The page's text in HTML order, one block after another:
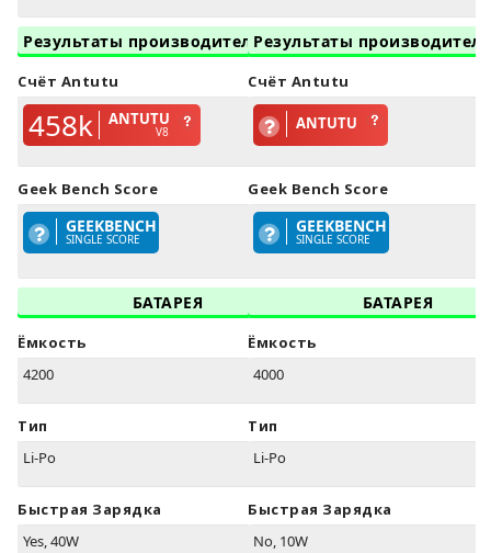
Результаты производительности
Счёт Antutu
458k ANTUTU
V8
Geek Bench Score
GEEKBENCH
SINGLE SCORE
БАТАРЕЯ
Ёмкость
4200
Тип
Li-Po
Быстрая Зарядка
Yes, 40W
Результаты
Счёт Antutu
ANTUTU
Geek Bench Score
GEEKBENCH
SINGLE SCORE
БАТАРЕЯ
Ёмкость
4000
Тип
Li-Po
Быстрая Зарядка
No, 10W